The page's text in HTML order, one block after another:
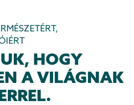
HOGY
A VILÁGNAK